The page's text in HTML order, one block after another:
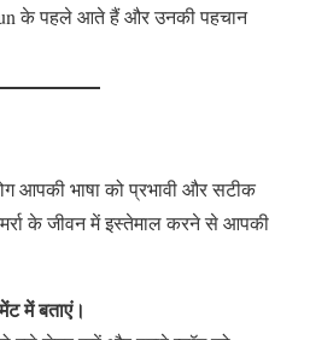
के पहले आते हैं और उनकी पहचान
आपकी भाषा को प्रभावी और सटीक
के जीवन में इस्तेमाल करने से आपकी
में बताएं।